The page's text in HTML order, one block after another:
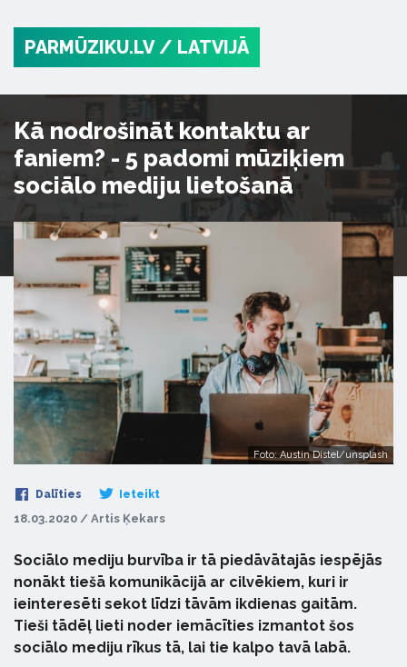
PARMŪZIKU.LV / LATVIJĀ
Kā nodrošināt kontaktu ar
faniem? - 5 padomi mūziķiem
sociālo mediju lietošanā
Foto: Austin Distel/unsplash
Dalīties Ieteikt
18.03.2020 / Artis Ķekars
Sociālo mediju burvība ir tā piedāvātajās iespējās
nonākt tiešā komunikācijā ar cilvēkiem, kuri ir
ieinteresēti sekot līdzi tāvām ikdienas gaitām.
Tieši tādēļ lieti noder iemācīties izmantot šos
sociālo mediju rīkus tā, lai tie kalpo tavā labā.